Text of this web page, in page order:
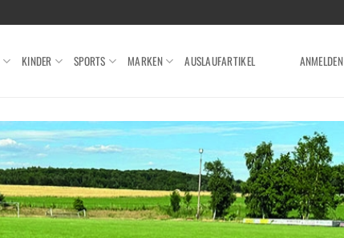
KINDER SPORTS MARKEN AUSLAUFARTIKEL ANMELDEN